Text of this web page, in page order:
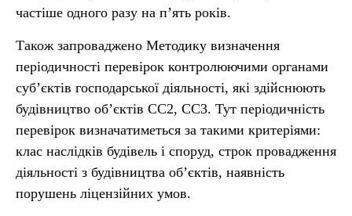
частіше одного разу на п’ять років.
Також запроваджено Методику визначення
періодичності перевірок контролюючими органами
суб’єктів господарської діяльності, які здійснюють
будівництво об’єктів СС2, СС3. Тут періодичність
перевірок визначатиметься за такими критеріями:
клас наслідків будівель і споруд, строк провадження
діяльності з будівництва об’єктів, наявність
порушень ліцензійних умов.